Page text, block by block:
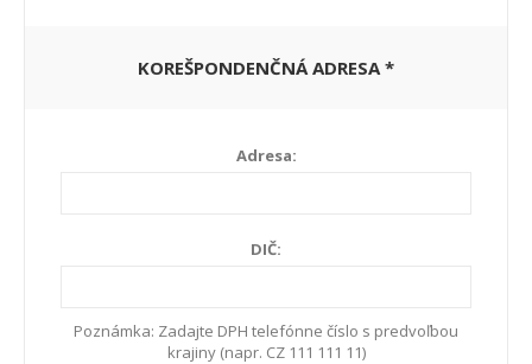
KOREŠPONDENČNÁ ADRESA *
Adresa:
DIČ:
Poznámka: Zadajte DPH telefónne číslo s predvoľbou
krajiny (napr. CZ 111 111 11)